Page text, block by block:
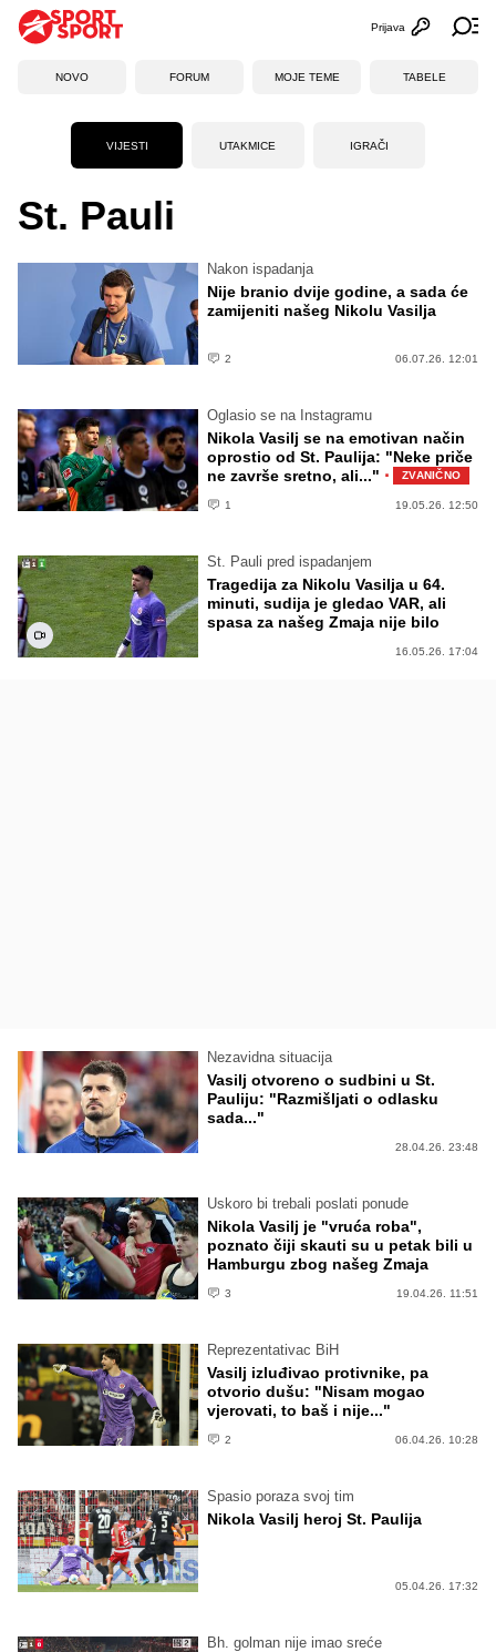
Otvori
Prijava
NOVO FORUM MOJE TEME TABELE
VIJESTI UTAKMICE IGRAČI
St. Pauli
Nakon ispadanja
Nije branio dvije godine, a sada će
zamijeniti našeg Nikolu Vasilja
2 06.07.26. 12:01
Oglasio se na Instagramu
Nikola Vasilj se na emotivan način
oprostio od St. Paulija: "Neke priče
ne završe sretno, ali..." · ZVANIČNO
1 19.05.26. 12:50
St. Pauli pred ispadanjem
Tragedija za Nikolu Vasilja u 64.
minuti, sudija je gledao VAR, ali
spasa za našeg Zmaja nije bilo
16.05.26. 17:04
Nezavidna situacija
Vasilj otvoreno o sudbini u St.
Pauliju: "Razmišljati o odlasku
sada..."
28.04.26. 23:48
Uskoro bi trebali poslati ponude
Nikola Vasilj je "vruća roba",
poznato čiji skauti su u petak bili u
Hamburgu zbog našeg Zmaja
3 19.04.26. 11:51
Reprezentativac BiH
Vasilj izluđivao protivnike, pa
otvorio dušu: "Nisam mogao
vjerovati, to baš i nije..."
2 06.04.26. 10:28
Spasio poraza svoj tim
Nikola Vasilj heroj St. Paulija
05.04.26. 17:32
Bh. golman nije imao sreće